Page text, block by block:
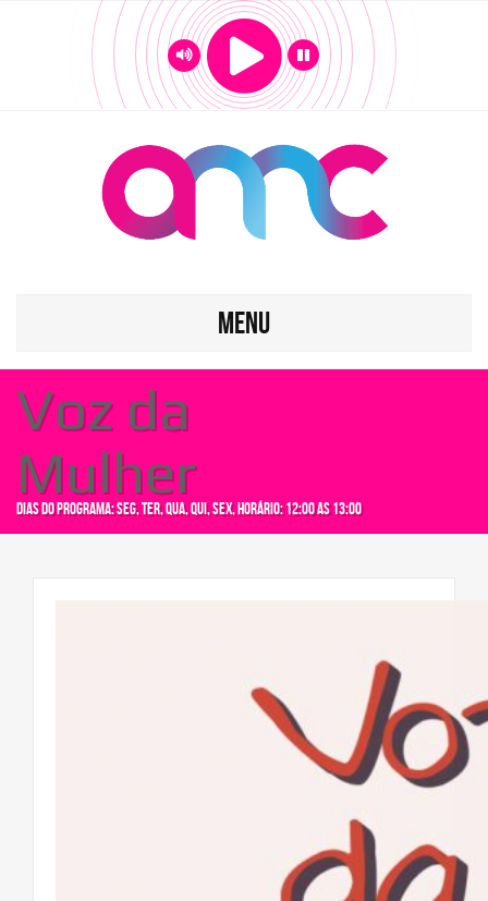
MENU
Voz da
Mulher
Dias do programa: seg, ter, qua, qui, sex, Horário: 12:00 as 13:00